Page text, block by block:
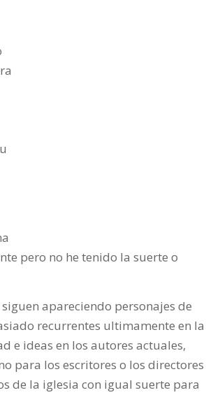
pero no he tenido la suerte o
apareciendo personajes de
recurrentes ultimamente en la
e ideas en los autores actuales,
para los escritores o los directores
de la iglesia con igual suerte para